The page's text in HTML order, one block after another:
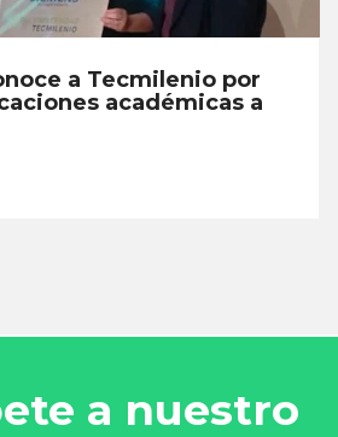
a Tecmilenio por
académicas a
a nuestro